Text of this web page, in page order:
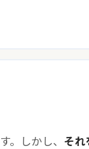
しかし、 それ